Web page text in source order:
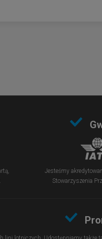
Jesteśmy
Stowarzyszenia